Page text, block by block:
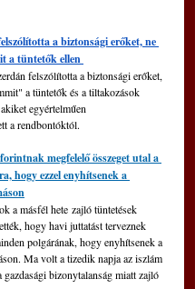
a biztonsági erőket, ne
a tüntetők ellen
felszólította a biztonsági erőket,
a tüntetők és a tiltakozások
egyértelműen
a rendbontóktól.
megfelelő összeget utal a
hogy ezzel enyhítsenek a
a másfél hete zajló tüntetések
hogy havi juttatást terveznek
polgárának, hogy enyhítsenek a
Ma volt a tizedik napja az iszlám
gazdasági bizonytalanság miatt zajló